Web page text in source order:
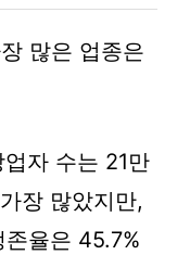
많은 업종은
자 수는 21만
장 많았지만,
율은 45.7%